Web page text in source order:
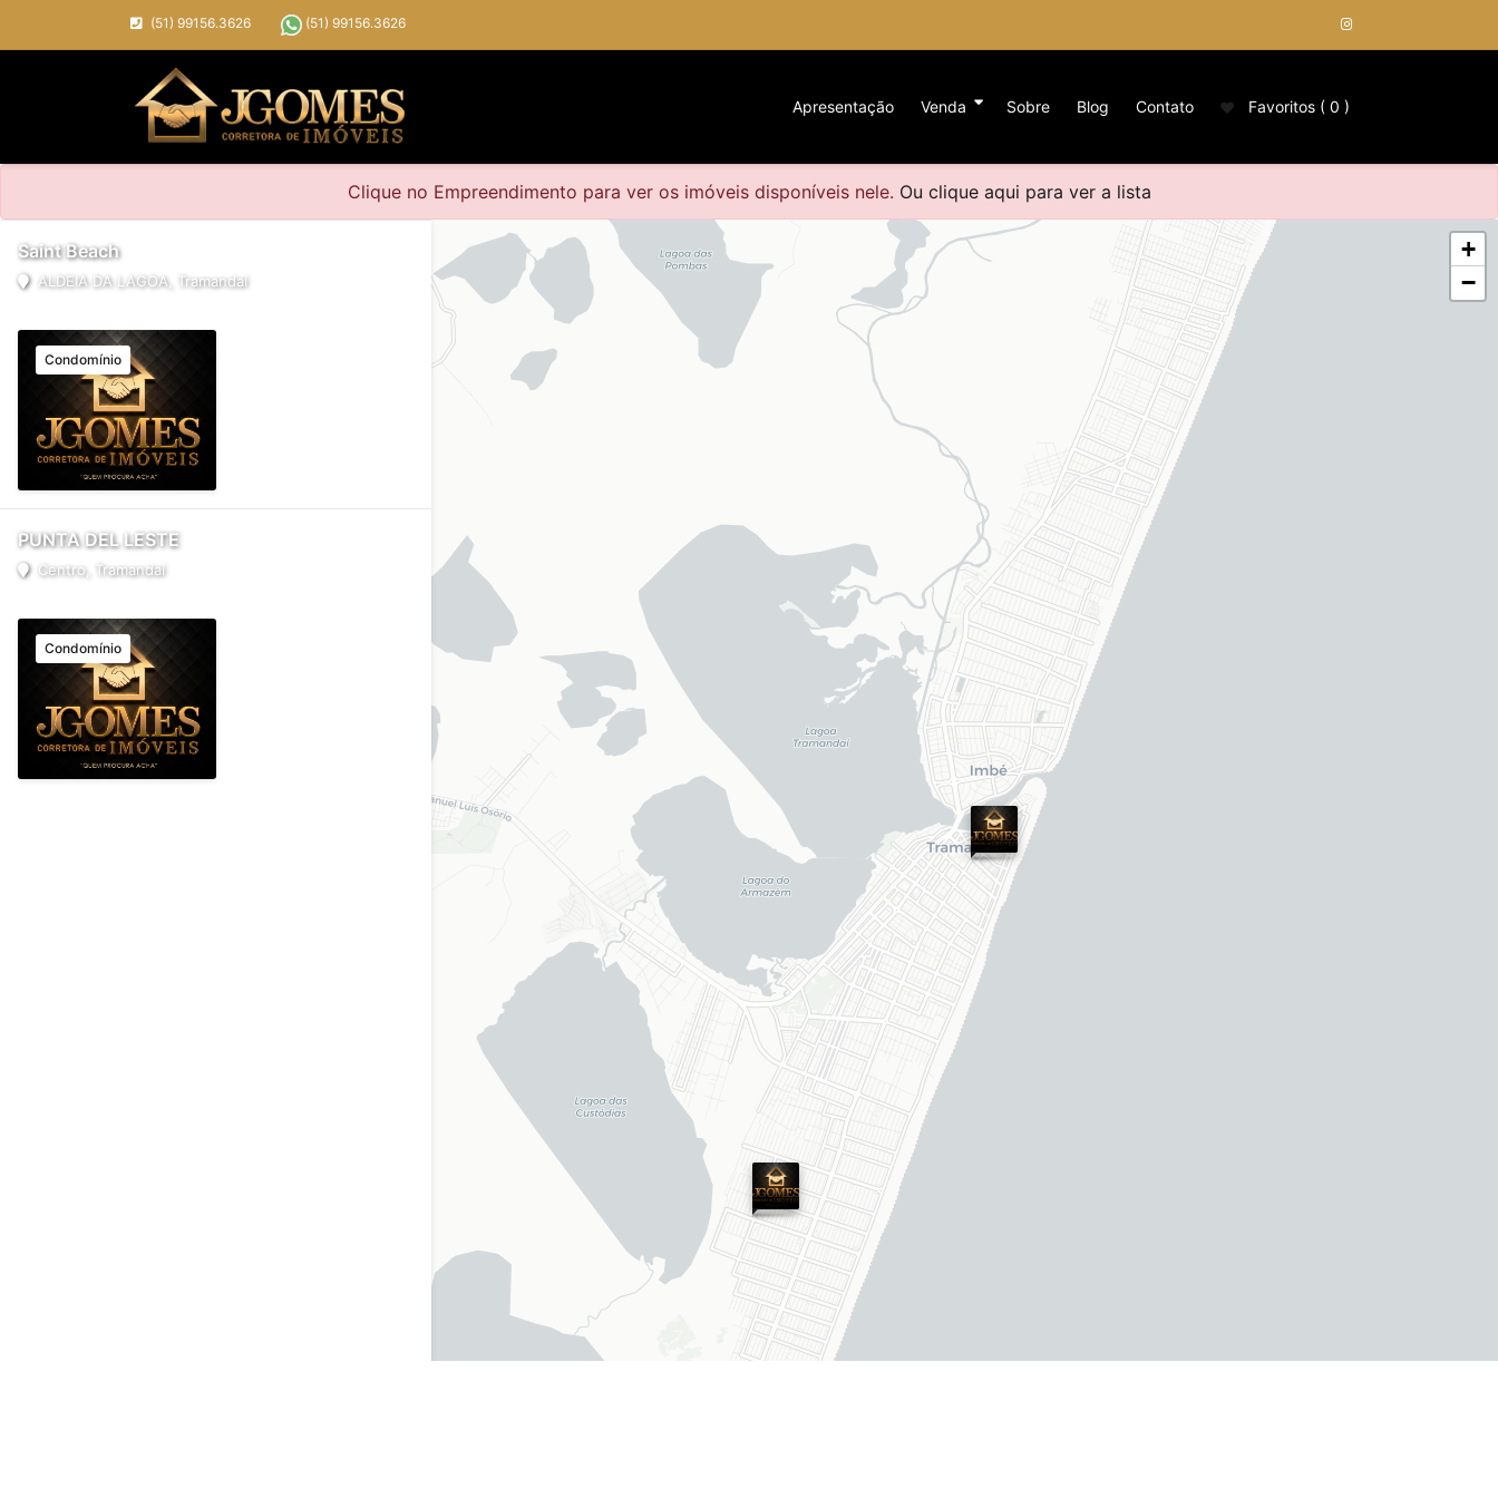
(51) 99156.3626 (51) 99156.3626
Apresentação Venda Sobre Blog Contato Favoritos ( 0 )
Clique no Empreendimento para ver os imóveis disponíveis nele. Ou clique aqui para ver a lista
Condomínio
Saint Beach
ALDEIA DA LAGOA, Tramandaí
Condomínio
PUNTA DEL LESTE
Centro, Tramandaí
+
−